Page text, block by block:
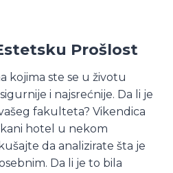
Prošlost
kojima ste se u životu
i najsrećnije. Da li je
fakulteta? Vikendica
hotel u nekom
da analizirate šta je
Da li je to bila